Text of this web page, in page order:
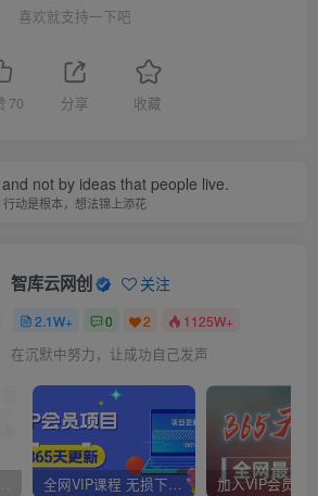
喜欢就支持一下吧
70 分享 收藏
not by ideas that people live.
行动是根本，想法锦上添花
智库云网创 关注
2.1W+ 0 2 1125W+
在沉默中努力，让成功自己发声
你还在到处找项目？还在当韭菜？我靠卖项目一个月收入5万+，曾经我也是个失败者。 全网VIP课程 无损下载~